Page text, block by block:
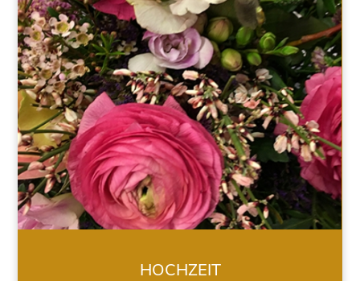
HOCHZEIT
HOCHZEIT